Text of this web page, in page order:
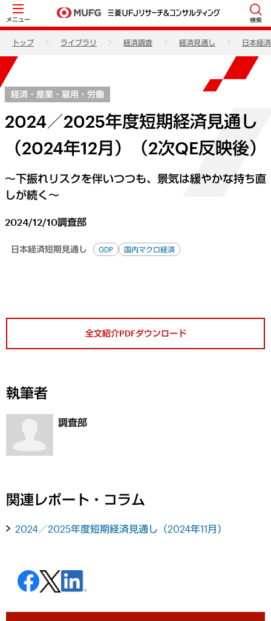
メニュー 検索
トップ ライブラリ 経済調査 経済見通し 日本経
経済・産業・雇用・労働
2024／2025年度短期経済見通し
（2024年12月）（2次QE反映後）
～下振れリスクを伴いつつも、景気は緩やかな持ち直
しが続く～
2024/12/10調査部
日本経済短期見通し GDP 国内マクロ経済
全文紹介PDFダウンロード
執筆者
調査部
関連レポート・コラム
2024／2025年度短期経済見通し（2024年11月）